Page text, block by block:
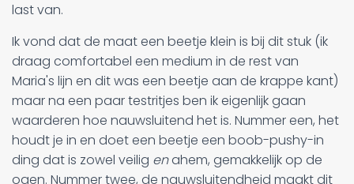
last van.
Ik vond dat de maat een beetje klein is bij dit stuk (ik
draag comfortabel een medium in de rest van
Maria's lijn en dit was een beetje aan de krappe kant)
maar na een paar testritjes ben ik eigenlijk gaan
waarderen hoe nauwsluitend het is. Nummer een, het
houdt je in en doet een beetje een boob-pushy-in
ding dat is zowel veilig enahem, gemakkelijk op de
ogen. Nummer twee, de nauwsluitendheid maakt dit